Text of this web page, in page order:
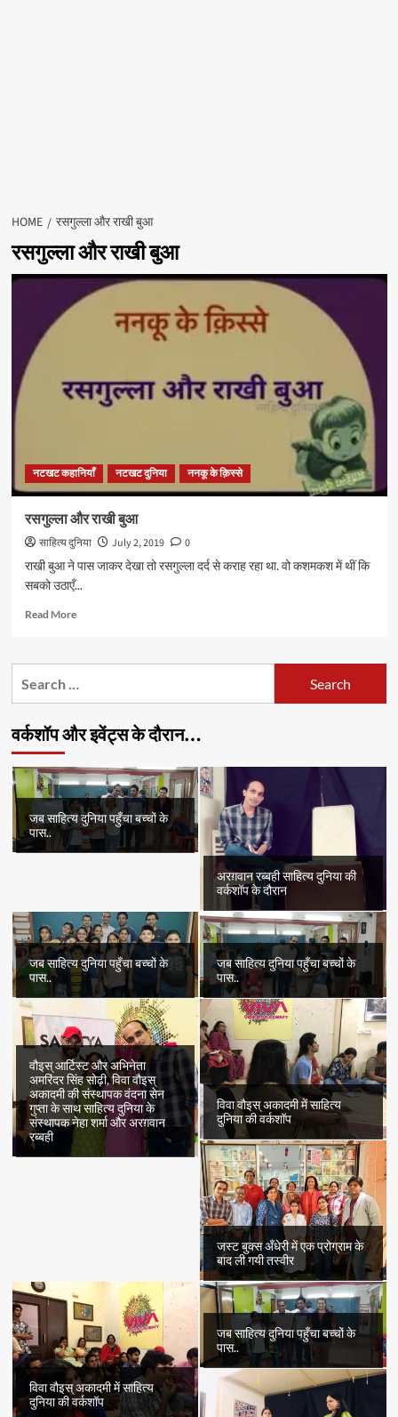
HOME रसगुल्ला और राखी बुआ
रसगुल्ला और राखी बुआ
नटखट कहानियाँ नटखट दुनिया ननकू के क़िस्से
रसगुल्ला और राखी बुआ
साहित्य दुनिया July 2, 2019
0
राखी बुआ ने पास जाकर देखा तो रसगुल्ला दर्द से कराह रहा था. वो कशमकश में थीं कि
सबको उठाएँ...
Read MoreRead
रसगुल्ला
वर्कशॉप और इवेंट्स के दौरान…
जब साहित्य दुनिया पहुँचा बच्चों के
पास..
अरग़वान रब्बही साहित्य दुनिया की
वर्कशॉप के दौरान
जब साहित्य दुनिया पहुँचा बच्चों के
पास..
जब साहित्य दुनिया पहुँचा बच्चों के
पास..
वौइस् आर्टिस्ट और अभिनेता
अमरिंदर सिंह सोढ़ी, विवा वौइस्
अकादमी की संस्थापक वंदना सेन
गुप्ता के साथ साहित्य दुनिया के
संस्थापक नेहा शर्मा और अरग़वान
रब्बही
विवा वौइस् अकादमी में साहित्य
दुनिया की वर्कशॉप
जस्ट बुक्स अँधेरी में एक प्रोग्राम के
बाद ली गयी तस्वीर
विवा वौइस् अकादमी में साहित्य
दुनिया की वर्कशॉप
जब साहित्य दुनिया पहुँचा बच्चों के
पास..